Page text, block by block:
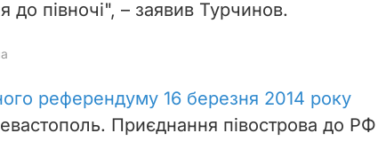
до півночі", – заявив Турчинов.
референдуму 16 березня 2014 року
Приєднання півострова до РФ